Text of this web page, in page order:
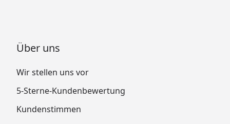
Über uns
Wir stellen uns vor
5-Sterne-Kundenbewertung
Kundenstimmen